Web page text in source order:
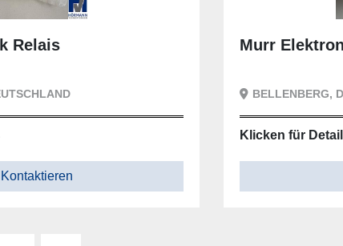
Murr Elektronik
BELLENBERG, DEUTSCHLAND
Klicken für Details